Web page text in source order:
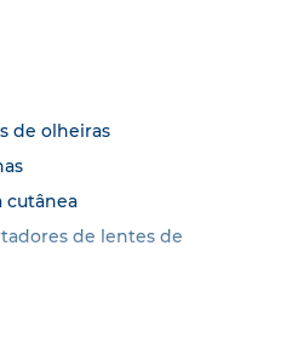
de olheiras
cutânea
de lentes de